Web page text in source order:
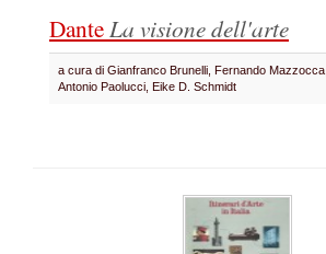
DanteLa visione dell'arte
a cura di Gianfranco Brunelli, Fernando Mazzocca,
Antonio Paolucci, Eike D. Schmidt